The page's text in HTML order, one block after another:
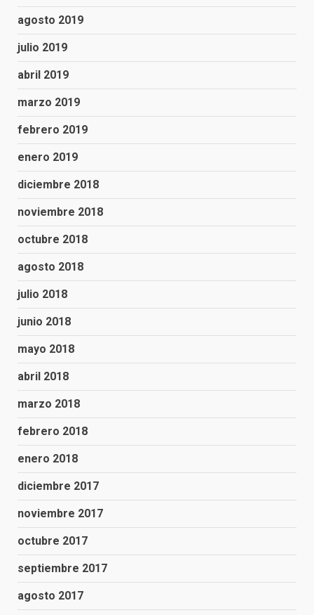
agosto 2019
julio 2019
abril 2019
marzo 2019
febrero 2019
enero 2019
diciembre 2018
noviembre 2018
octubre 2018
agosto 2018
julio 2018
junio 2018
mayo 2018
abril 2018
marzo 2018
febrero 2018
enero 2018
diciembre 2017
noviembre 2017
octubre 2017
septiembre 2017
agosto 2017